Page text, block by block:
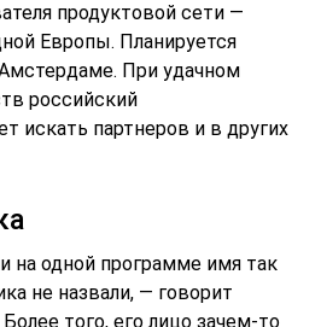
продуктовой сети —
Европы. Планируется
При удачном
российский
искать партнеров и в других
на одной программе имя так
не назвали, — говорит
того, его лицо зачем-то